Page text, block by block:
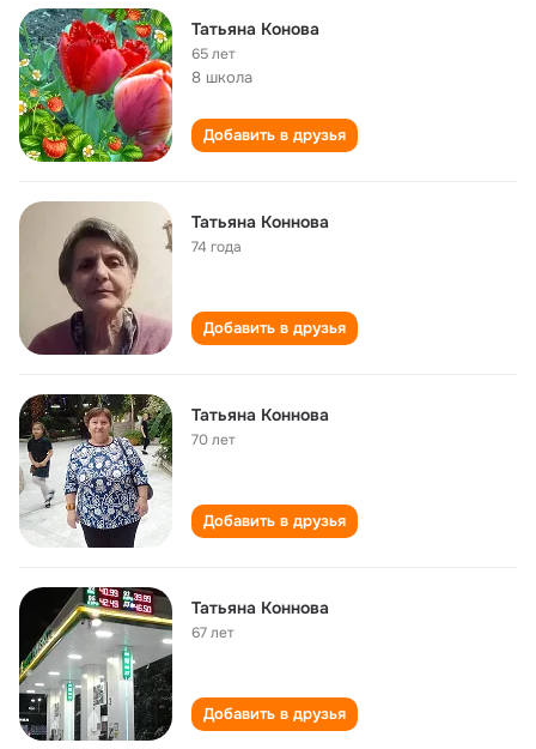
Татьяна Конова
65 лет
8 школа
Добавить в друзья
Татьяна Коннова
74 года
Добавить в друзья
Татьяна Коннова
70 лет
Добавить в друзья
Татьяна Коннова
67 лет
Добавить в друзья